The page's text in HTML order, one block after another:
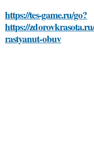
https://tes-game.ru/go?
https://
rastyanut-obuv